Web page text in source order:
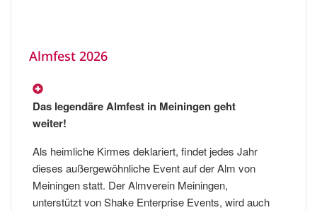
Almfest 2026
Das legendäre Almfest in Meiningen geht
weiter!
Als heimliche Kirmes deklariert, findet jedes Jahr
dieses außergewöhnliche Event auf der Alm von
Meiningen statt. Der Almverein Meiningen,
unterstützt von Shake Enterprise Events, wird auch